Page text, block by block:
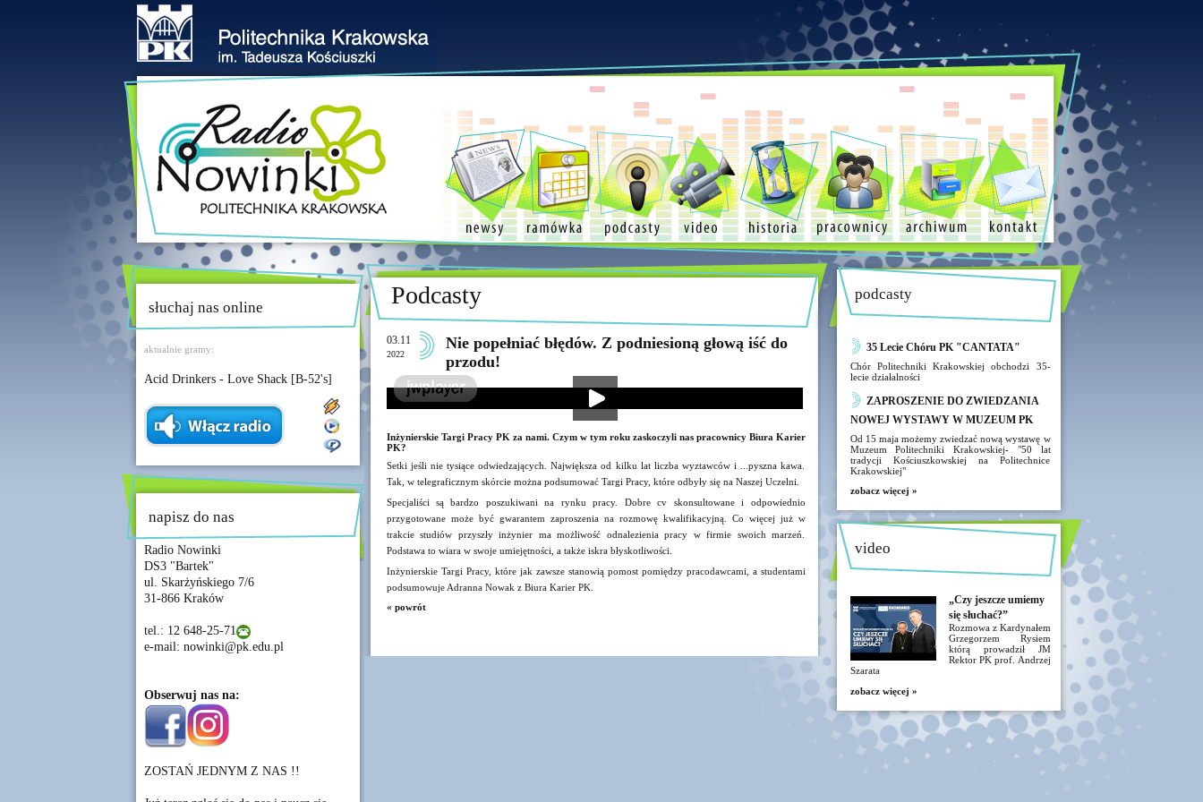
słuchaj nas online
aktualnie gramy:
Acid Drinkers - Love Shack [B-52's]
napisz do nas
Radio Nowinki
DS3 "Bartek"
ul. Skarżyńskiego 7/6
31-866 Kraków
tel.: 12 648-25-71
e-mail: nowinki@pk.edu.pl
Obserwuj nas na:
ZOSTAŃ JEDNYM Z NAS !!
Podcasty
03.11
2022
Nie popełniać błędów. Z podniesioną głową iść do
przodu!
Inżynierskie Targi Pracy PK za nami. Czym w tym roku zaskoczyli nas pracownicy Biura Karier
PK?
Setki jeśli nie tysiące odwiedzających. Największa od kilku lat liczba wyztawców i ...pyszna kawa.
Tak, w telegraficznym skórcie można podsumować Targi Pracy, które odbyły się na Naszej Uczelni.
Specjaliści są bardzo poszukiwani na rynku pracy. Dobre cv skonsultowane i odpowiednio
przygotowane może być gwarantem zaproszenia na rozmowę kwalifikacyjną. Co więcej już w
trakcie studiów przyszły inżynier ma możliwość odnalezienia pracy w firmie swoich marzeń.
Podstawa to wiara w swoje umiejętności, a także iskra błyskotliwości.
Inżynierskie Targi Pracy, które jak zawsze stanowią pomost pomiędzy pracodawcami, a studentami
podsumowuje Adranna Nowak z Biura Karier PK.
« powrót
podcasty
35 Lecie Chóru PK "CANTATA"
Chór Politechniki Krakowskiej obchodzi 35-
lecie działalności
ZAPROSZENIE DO ZWIEDZANIA
NOWEJ WYSTAWY W MUZEUM PK
Od 15 maja możemy zwiedzać nową wystawę w
Muzeum Politechniki Krakowskiej- "50 lat
tradycji Kościuszkowskiej na Politechnice
Krakowskiej"
zobacz więcej »
video
„Czy jeszcze umiemy
się słuchać?”
Rozmowa z Kardynałem
Grzegorzem Rysiem
którą prowadził JM
Rektor PK prof. Andrzej
Szarata
zobacz więcej »